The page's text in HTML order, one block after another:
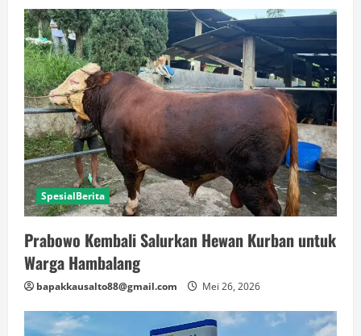
SpesialBerita
Prabowo Kembali Salurkan Hewan Kurban untuk
Warga Hambalang
bapakkausalto88@gmail.com Mei 26, 2026